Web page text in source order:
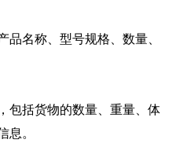
品名称、型号规格、数量、
包括货物的数量、重量、体
息。